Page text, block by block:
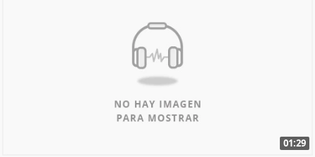
01:29